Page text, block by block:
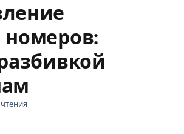
номеров: